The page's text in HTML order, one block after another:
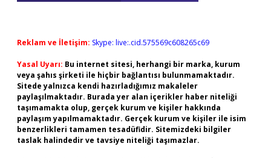
Reklam ve İletişim: Skype: live:.cid.575569c608265c69
Yasal Uyarı: Bu internet sitesi, herhangi bir marka, kurum
veya şahıs şirketi ile hiçbir bağlantısı bulunmamaktadır.
Sitede yalnızca kendi hazırladığımız makaleler
paylaşılmaktadır. Burada yer alan içerikler haber niteliği
taşımamakta olup, gerçek kurum ve kişiler hakkında
paylaşım yapılmamaktadır. Gerçek kurum ve kişiler ile isim
benzerlikleri tamamen tesadüfidir. Sitemizdeki bilgiler
taslak halindedir ve tavsiye niteliği taşımazlar.